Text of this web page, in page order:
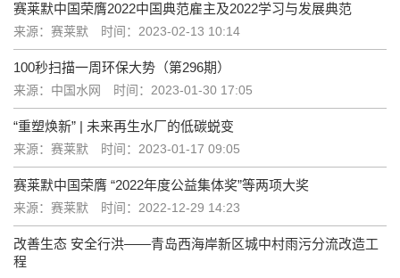
赛莱默中国荣膺2022中国典范雇主及2022学习与发展典范
来源：赛莱默 时间：2023-02-13 10:14
100秒扫描一周环保大势（第296期）
来源：中国水网 时间：2023-01-30 17:05
“重塑焕新” | 未来再生水厂的低碳蜕变
来源：赛莱默 时间：2023-01-17 09:05
赛莱默中国荣膺 “2022年度公益集体奖”等两项大奖
来源：赛莱默 时间：2022-12-29 14:23
改善生态 安全行洪——青岛西海岸新区城中村雨污分流改造工
程